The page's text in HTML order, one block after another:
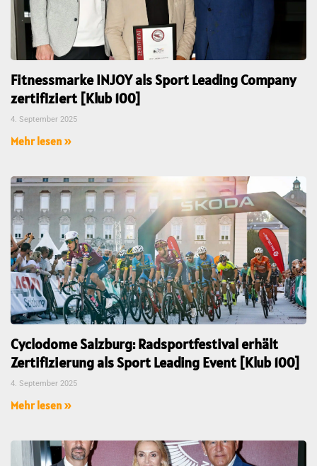
Fitnessmarke INJOY als Sport Leading Company
zertifiziert [Klub 100]
4. September 2025
Mehr lesen »
Cyclodome Salzburg: Radsportfestival erhält
Zertifizierung als Sport Leading Event [Klub 100]
4. September 2025
Mehr lesen »